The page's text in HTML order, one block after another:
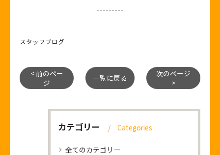
---------
スタッフブログ
< 前のペー
ジ
一覧に戻る
次のページ
>
カテゴリー Categories
全てのカテゴリー